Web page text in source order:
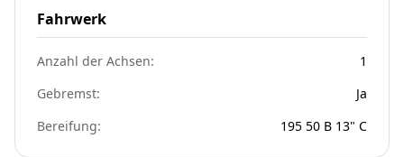
Fahrwerk
Anzahl der Achsen:
1
Gebremst:
Ja
Bereifung:
195 50 B 13" C